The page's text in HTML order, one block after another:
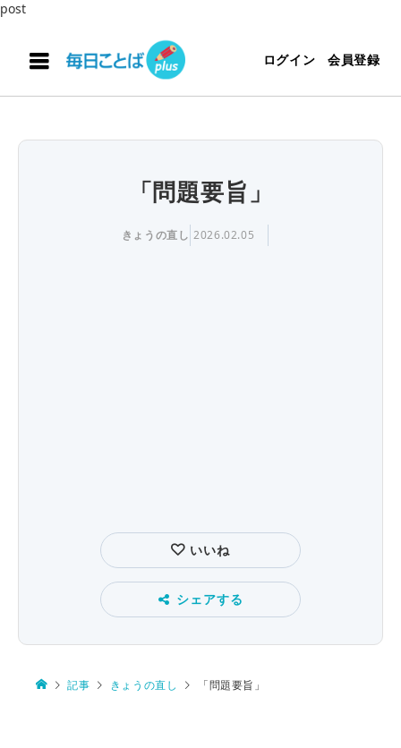
post
ログイン 会員登録
「問題要旨」
きょうの直し 2026.02.05
いいね
シェアする
記事 きょうの直し 「問題要旨」